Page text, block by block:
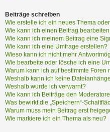
G
I
N
?
H
i
l
f
e
Beiträge schreiben
Wie erstelle ich ein neues Thema
Wie kann ich einen Beitrag
Wie kann ich meinem Beitrag eine
Wie kann ich eine Umfrage erstellen?
Wieso kann ich nicht mehr
Wie bearbeite oder lösche ich eine
Warum kann ich auf bestimmte Foren
Weshalb kann ich keine
Weshalb wurde ich verwarnt?
Wie kann ich Beiträge den
Was bewirkt die „Speichern“-
Warum muss mein Beitrag erst
Wie markiere ich ein Thema als neu?